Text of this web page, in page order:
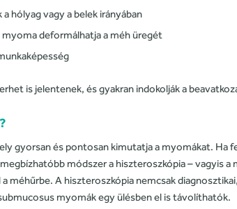
hólyag vagy a belek irányában
deformálhatja a méh üregét
is jelentenek, és gyakran indokolják a
gyorsan és pontosan kimutatja a myomákat. Ha
módszer a hiszteroszkópia – vagyis a
méhűrbe. A hiszteroszkópia nemcsak
myomák egy ülésben el is távolíthatók.